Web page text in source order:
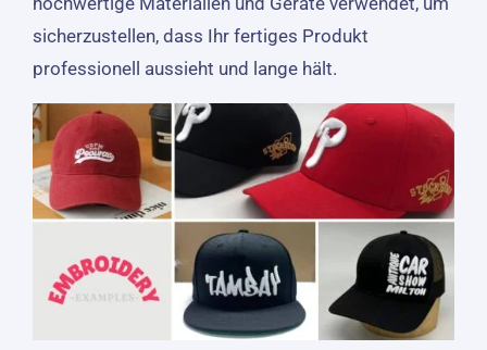
sicherzustellen, dass Ihr fertiges Produkt
professionell aussieht und lange hält.